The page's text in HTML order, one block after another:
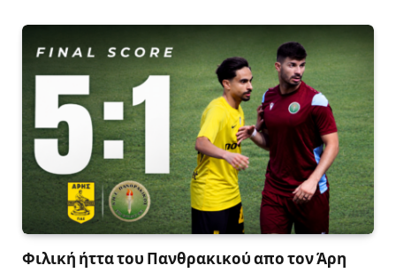
Φιλική ήττα του Πανθρακικού απο τον Άρη